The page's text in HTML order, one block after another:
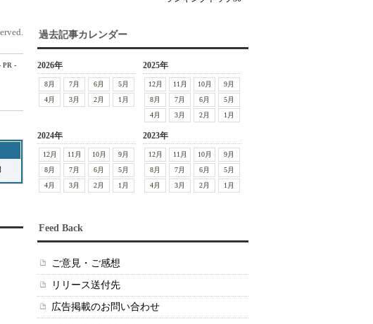
PR -
過去記事カレンダー
2026年
8月 7月 6月
5月
4月
3月 2月 1月
2025年
12月 11月 10月
9月
8月
7月 6月
5月
4月
3月 2月 1月
2024年
12月 11月 10月
9月
8月
7月 6月
5月
4月
3月 2月 1月
2023年
12月 11月 10月
9月
8月
7月 6月
5月
4月
3月 2月 1月
Feed Back
ご意見・ご感想
リリース送付先
広告掲載のお問い合わせ